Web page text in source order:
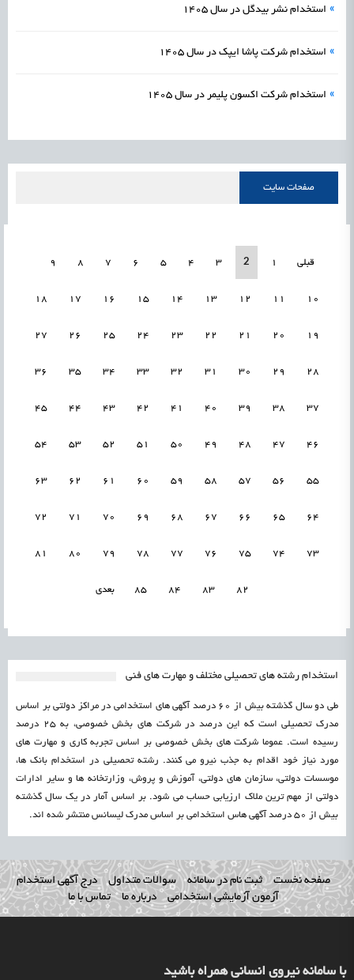
» استخدام نشر بیدگل در سال 1405
» استخدام شرکت پاشا ایپک در سال 1405
» استخدام شرکت اکسون پلیمر در سال 1405
صفحات سایت
قبلی 1
2
3
4
5
6
7
8
9
10
11
12
13
14
15
16
17
18
19
20
21
22
23
24
25
26
27
28
29
30
31
32
33
34
35
36
37
38
39
40
41
42
43
44
45
46
47
48
49
50
51
52
53
54
55
56
57
58
59
60
61
62
63
64
65
66
67
68
69
70
71
72
73
74
75
76
77
78
79
80
81
82
83
84
85 بعدی
استخدام رشته های تحصیلی مختلف و مهارت های فنی
طی دو سال گذشته بیش از 60 درصد آگهی های استخدامی در مراکز دولتی بر اساس
مدرک تحصیلی است که این درصد در شرکت های بخش خصوصی، به 25 درصد
رسیده است. عموما شرکت های بخش خصوصی بر اساس تجربه کاری و مهارت های
مورد نیاز خود اقدام به جذب نیرو می کنند. رشته تحصیلی در استخدام بانک ها،
موسسات دولتی، سازمان های دولتی، آموزش و پروش، وزارتخانه ها و سایر ادارات
دولتی از مهم ترین ملاک ارزیابی حساب می شود. بر اساس آمار در یک سال گذشته
بیش از 50 درصد آگهی هاس استخدامی بر اساس مدرک لیسانس منتشر شده اند.
صفحه نخست ثبت نام در سامانه سوالات متداول
درج آگهی استخدام
آزمون آزمایشی استخدامی
درباره ما تماس با ما
با سامانه نیروی انسانی همراه باشید